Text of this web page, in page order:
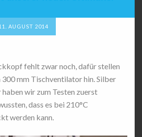
AUGUST 2014
fehlt zwar noch, dafür stellen
300 mm Tischventilator hin. Silber
wir zum Testen zuerst
dass es bei 210°C
werden kann.